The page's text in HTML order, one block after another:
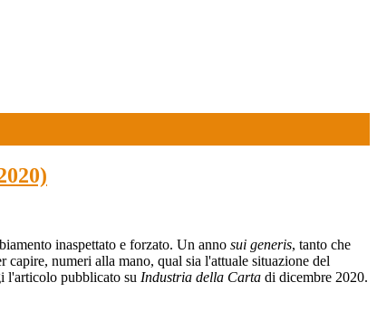
inaspettato e forzato. Un anno sui generis, tanto che
numeri alla mano, qual sia l'attuale situazione del
l'articolo pubblicato su Industria della Carta di dicembre 2020.